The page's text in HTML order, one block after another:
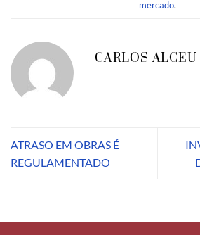
mercado.
CARLOS
ATRASO EM OBRAS É
REGULAMENTADO